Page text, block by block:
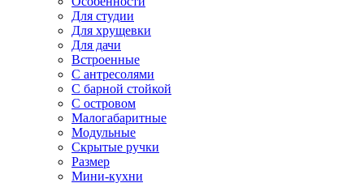
Для студии
Для хрущевки
Для дачи
Встроенные
С антресолями
С барной стойкой
С островом
Малогабаритные
Модульные
Скрытые ручки
Размер
Мини-кухни